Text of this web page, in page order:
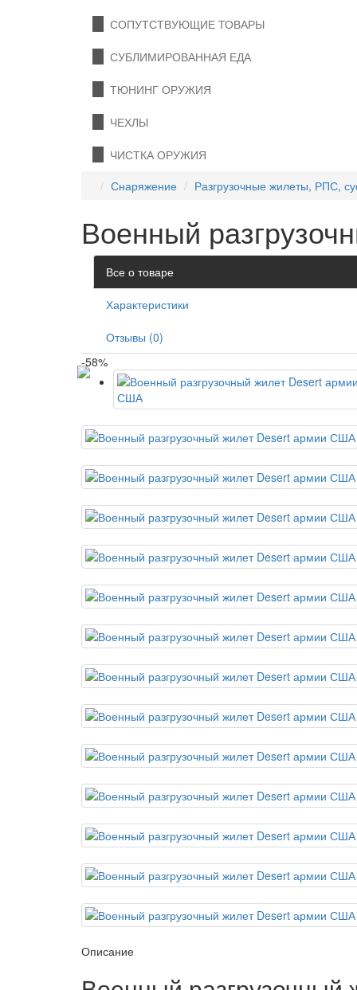
СОПУТСТВУЮЩИЕ ТОВАРЫ
СУБЛИМИРОВАННАЯ ЕДА
ТЮНИНГ ОРУЖИЯ
ЧЕХЛЫ
ЧИСТКА ОРУЖИЯ
Снаряжение
Разгрузочные жилеты, РПС,
Военный
Все о товаре
Характеристики
Отзывы (0)
-58%
Описание